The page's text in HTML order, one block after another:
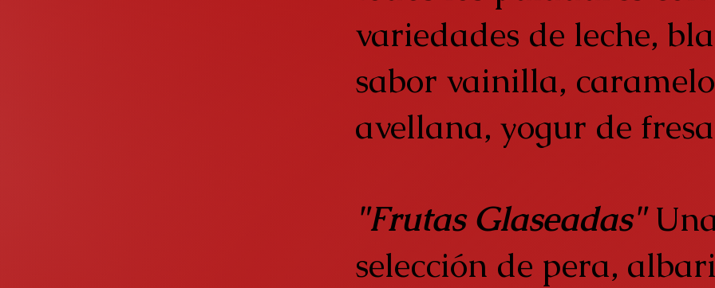
variedades de leche,
sabor vainilla,
avellana, yogur de
"Frutas Glaseadas"
selección de pera,